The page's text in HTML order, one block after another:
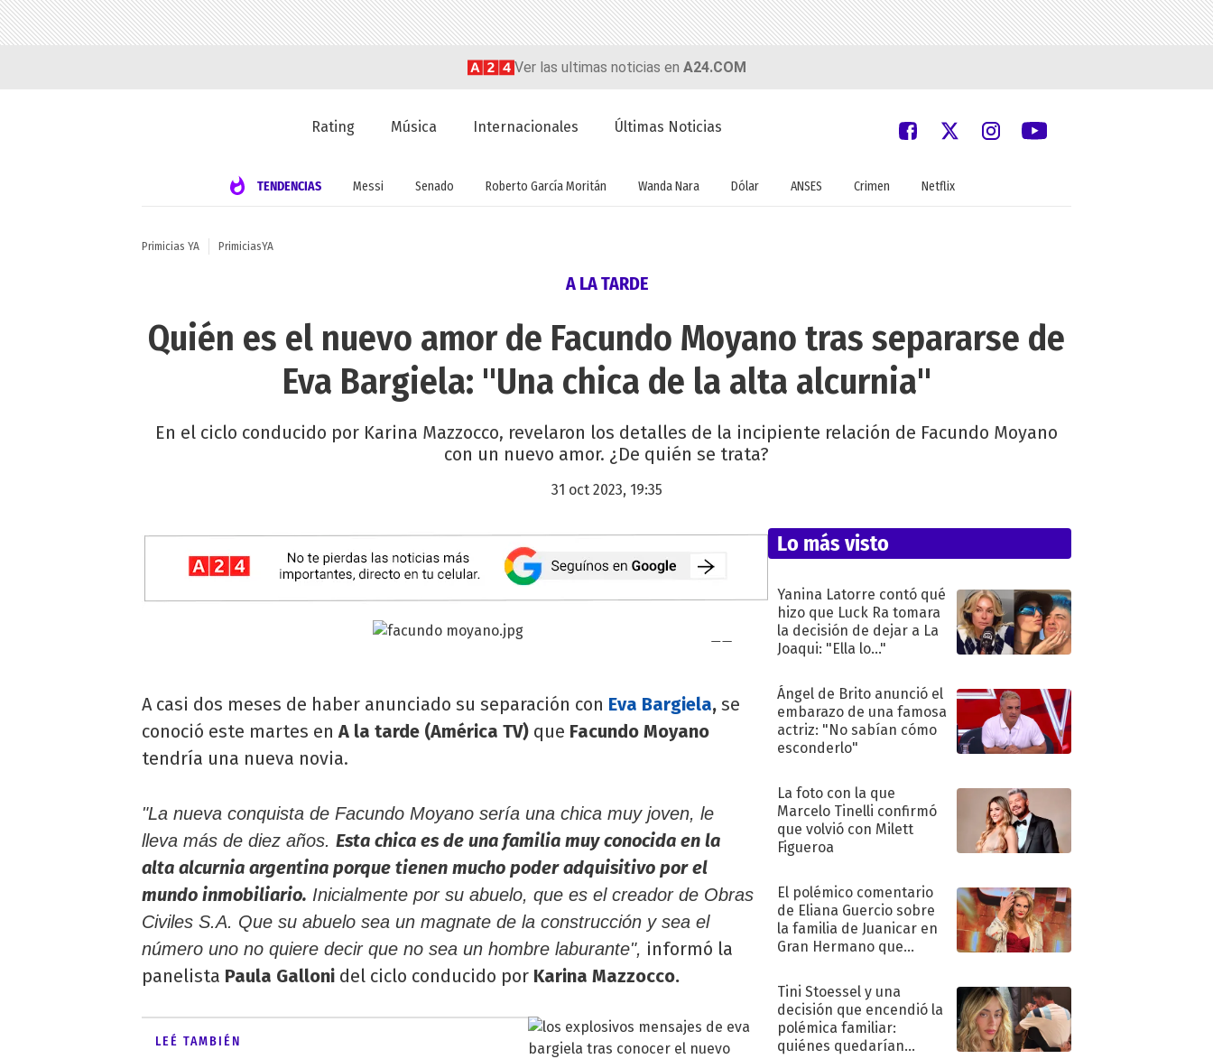
Ver las ultimas noticias en A24.COM
Rating Música Internacionales Últimas Noticias
TENDENCIAS Messi Senado Roberto García Moritán Wanda Nara Dólar ANSES Crimen Netflix
Primicias YA PrimiciasYA
A LA TARDE
Quién es el nuevo amor de Facundo Moyano tras separarse de
Eva Bargiela: "Una chica de la alta alcurnia"
En el ciclo conducido por Karina Mazzocco, revelaron los detalles de la incipiente relación de Facundo Moyano
con un nuevo amor. ¿De quién se trata?
31 oct 2023, 19:35
A casi dos meses de haber anunciado su separación con Eva Bargiela, se
conoció este martes enA la tarde (América TV) que Facundo Moyano
tendría una nueva novia.
"La nueva conquista de Facundo Moyano sería una chica muy joven, le
lleva más de diez años. Esta chica es de una familia muy conocida en la
alta alcurnia argentina porque tienen mucho poder adquisitivo por el
mundo inmobiliario. Inicialmente por su abuelo, que es el creador de Obras
Civiles S.A. Que su abuelo sea un magnate de la construcción y sea el
número uno no quiere decir que no sea un hombre laburante", informó la
panelista Paula Galloni del ciclo conducido por Karina Mazzocco.
LEÉ TAMBIÉN
Lo más visto
Yanina Latorre contó qué
hizo que Luck Ra tomara
la decisión de dejar a La
Joaqui: "Ella lo..."
Ángel de Brito anunció el
embarazo de una famosa
actriz: "No sabían cómo
esconderlo"
La foto con la que
Marcelo Tinelli confirmó
que volvió con Milett
Figueroa
El polémico comentario
de Eliana Guercio sobre
la familia de Juanicar en
Gran Hermano que
Tini Stoessel y una
decisión que encendió la
polémica familiar:
quiénes quedarían